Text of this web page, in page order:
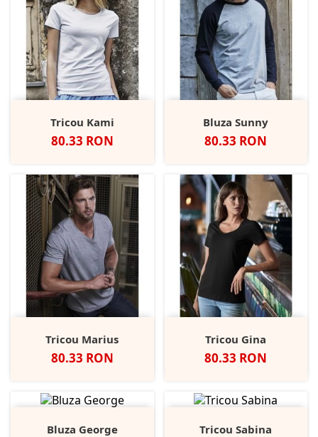
Tricou Kami
Pret
80.33 RON
Bluza Sunny
Pret
80.33 RON
Tricou Marius
Pret
80.33 RON
Tricou Gina
Pret
80.33 RON
Bluza George Tricou Sabina